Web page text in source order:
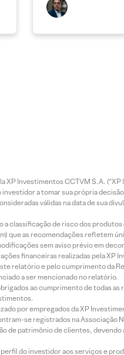
atuais
XP Investimentos CCTVM S.A.
a tomar sua própria
válidas na data de sua
classificação de risco dos
que as recomendações refletem
sem aviso prévio em
financeiras realizadas pela XP
relatório e pelo cumprimento da
a ser mencionado no relatório.
ao cumprimento de todas
por empregados da XP
se registrados na
de patrimônio de clientes,
perfil do investidor aos serviços e